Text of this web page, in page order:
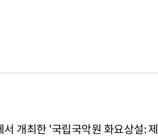
개최한 '국립국악원 화요상설: